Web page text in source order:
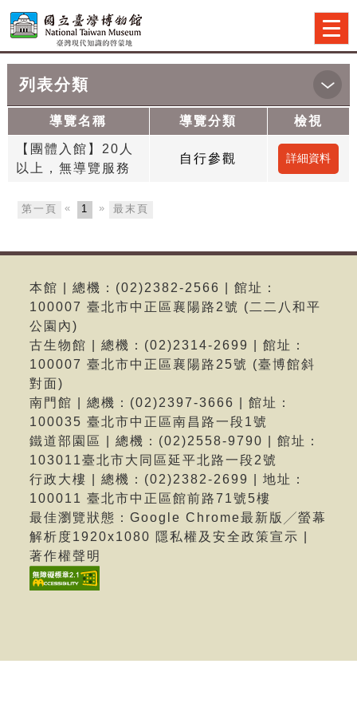
跳到主要內容
網站導覽
前往首頁
列表分類
::: 首頁>導覽預約申請
導覽名稱 導覽分類 檢視
【團體入館】20人
以上，無導覽服務
自行參觀
第一頁 « 1 » 最末頁
本館 | 總機：(02)2382-2566 | 館址：
100007 臺北市中正區襄陽路2號 (二二八和平
公園內)
古生物館 | 總機：(02)2314-2699 | 館址：
100007 臺北市中正區襄陽路25號 (臺博館斜
對面)
南門館 | 總機：(02)2397-3666 | 館址：
100035 臺北市中正區南昌路一段1號
鐵道部園區 | 總機：(02)2558-9790 | 館址：
103011臺北市大同區延平北路一段2號
行政大樓 | 總機：(02)2382-2699 | 地址：
100011 臺北市中正區館前路71號5樓
最佳瀏覽狀態：Google Chrome最新版╱螢幕
解析度1920x1080 隱私權及安全政策宣示 |
著作權聲明